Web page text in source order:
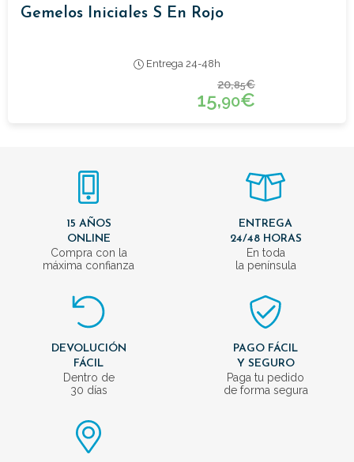
Gemelos Iniciales S En Rojo
Entrega 24-48h
20,85€
15,90€
15 AÑOS
ONLINE
Compra con la
máxima confianza
ENTREGA
24/48 HORAS
En toda
la península
DEVOLUCIÓN
FÁCIL
Dentro de
30 días
PAGO FÁCIL
Y SEGURO
Paga tu pedido
de forma segura